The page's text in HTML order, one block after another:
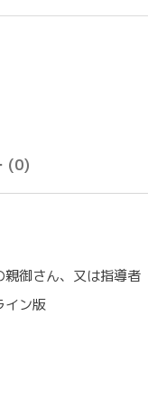
(0)
御さん、又は指導者
ン版